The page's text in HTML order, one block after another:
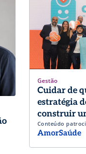
Gestão
Cuidar de
estratégia
construir
trabalho de
Conteúdo
AmorSaúde